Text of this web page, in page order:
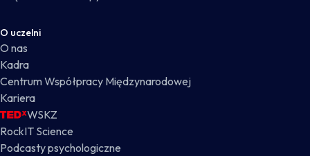
O uczelni
O nas
Kadra
Centrum Współpracy Międzynarodowej
Kariera
WSKZ
RockIT Science
Podcasty psychologiczne